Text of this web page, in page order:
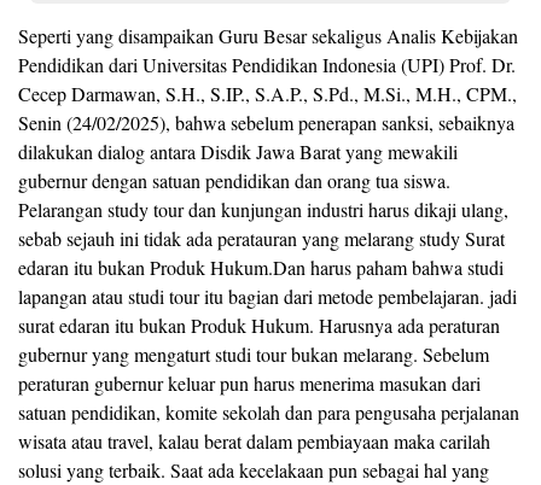
Seperti yang disampaikan Guru Besar sekaligus Analis Kebijakan
Pendidikan dari Universitas Pendidikan Indonesia (UPI) Prof. Dr.
Cecep Darmawan, S.H., S.IP., S.A.P., S.Pd., M.Si., M.H., CPM.,
Senin (24/02/2025), bahwa sebelum penerapan sanksi, sebaiknya
dilakukan dialog antara Disdik Jawa Barat yang mewakili
gubernur dengan satuan pendidikan dan orang tua siswa.
Pelarangan study tour dan kunjungan industri harus dikaji ulang,
sebab sejauh ini tidak ada peratauran yang melarang study Surat
edaran itu bukan Produk Hukum.Dan harus paham bahwa studi
lapangan atau studi tour itu bagian dari metode pembelajaran. jadi
surat edaran itu bukan Produk Hukum. Harusnya ada peraturan
gubernur yang mengaturt studi tour bukan melarang. Sebelum
peraturan gubernur keluar pun harus menerima masukan dari
satuan pendidikan, komite sekolah dan para pengusaha perjalanan
wisata atau travel, kalau berat dalam pembiayaan maka carilah
solusi yang terbaik. Saat ada kecelakaan pun sebagai hal yang